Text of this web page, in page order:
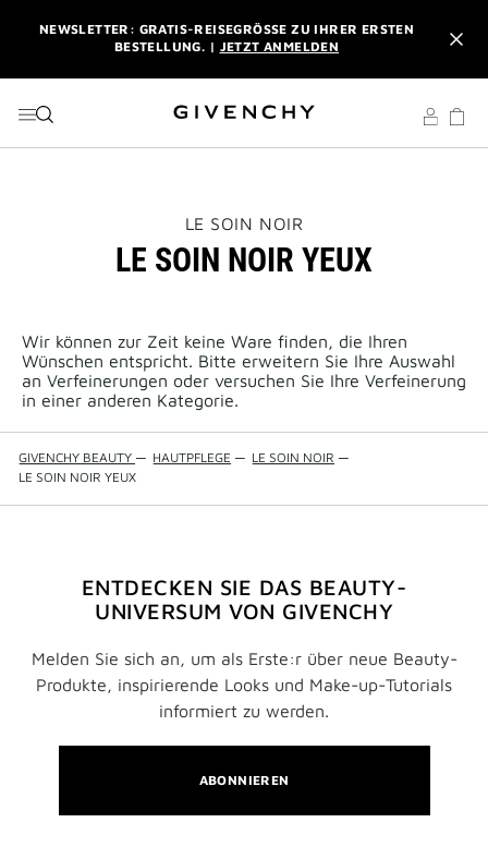
NEWSLETTER: GRATIS-REISEGRÖSSE ZU IHRER ERSTEN B
ESTELLUNG. | JETZT ANMELDEN
PROFITIEREN SIE VON KOSTENLOSEM EXPRESSVERSAND AB
EINEM EINKAUFSWERT VON 180 €. |
NEWSLETTER: GRATIS-REISEGRÖSSE ZU IHRER ERSTEN B
PROFITIEREN SIE VON KOSTENLOSEM EXPRESSVERSAND AB
EINEM EINKAUFSWERT VON 180 €. |MEINE VORTEILE
THIS
WILL
OPEN
LE SOIN NOIR
LE SOIN NOIR YEUX
Wir können zur Zeit keine Ware finden, die Ihren
Wünschen entspricht. Bitte erweitern Sie Ihre Auswahl
an Verfeinerungen oder versuchen Sie Ihre Verfeinerung
in einer anderen Kategorie.
GIVENCHY BEAUTY — HAUTPFLEGE — LE SOIN NOIR —
LE SOIN NOIR YEUX
ENTDECKEN SIE DAS BEAUTY-
UNIVERSUM VON GIVENCHY
Melden Sie sich an, um als Erste:r über neue Beauty-
Produkte, inspirierende Looks und Make-up-Tutorials
informiert zu werden.
ABONNIEREN